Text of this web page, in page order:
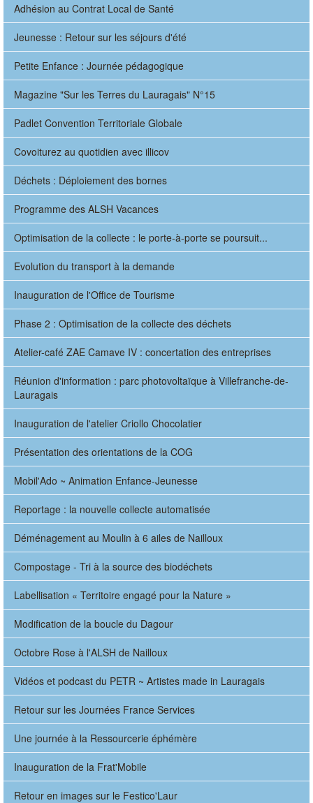
Adhésion au Contrat Local de Santé
Jeunesse : Retour sur les séjours d'été
Petite Enfance : Journée pédagogique
Magazine "Sur les Terres du Lauragais" N°15
Padlet Convention Territoriale Globale
Covoiturez au quotidien avec illicov
Déchets : Déploiement des bornes
Programme des ALSH Vacances
Optimisation de la collecte : le porte-à-porte se poursuit...
Evolution du transport à la demande
Inauguration de l'Office de Tourisme
Phase 2 : Optimisation de la collecte des déchets
Atelier-café ZAE Camave IV : concertation des entreprises
Réunion d'information : parc photovoltaïque à Villefranche-de-
Lauragais
Inauguration de l'atelier Criollo Chocolatier
Présentation des orientations de la COG
Mobil'Ado ~ Animation Enfance-Jeunesse
Reportage : la nouvelle collecte automatisée
Déménagement au Moulin à 6 ailes de Nailloux
Compostage - Tri à la source des biodéchets
Labellisation « Territoire engagé pour la Nature »
Modification de la boucle du Dagour
Octobre Rose à l'ALSH de Nailloux
Vidéos et podcast du PETR ~ Artistes made in Lauragais
Retour sur les Journées France Services
Une journée à la Ressourcerie éphémère
Inauguration de la Frat'Mobile
Retour en images sur le Festico'Laur